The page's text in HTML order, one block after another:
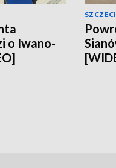
o Iwano-